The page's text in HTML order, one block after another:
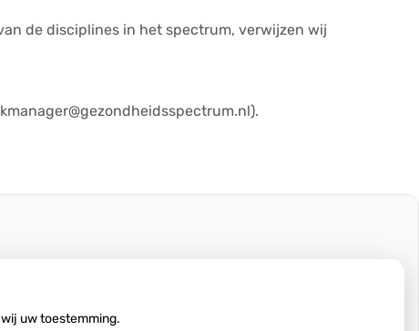
de disciplines in het spectrum, verwijzen wij
uw toestemming.